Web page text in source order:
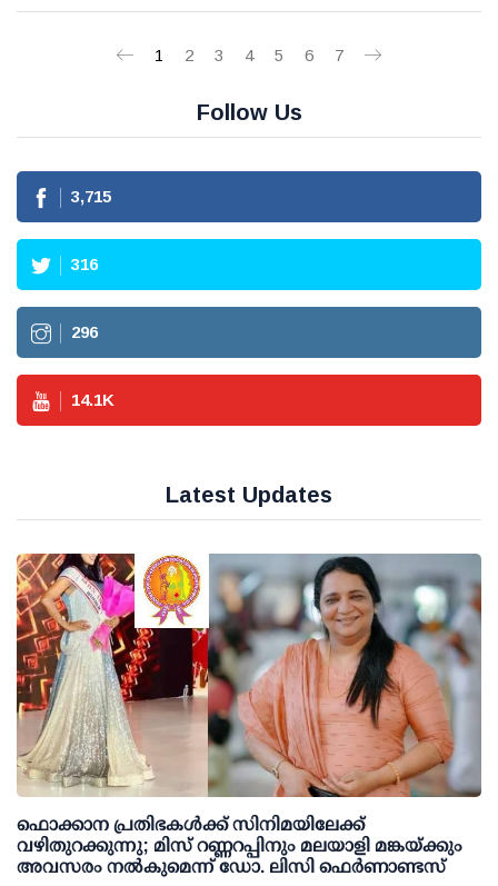
1 2 3 4 5 6 7
Follow Us
3,715
316
296
14.1K
Latest Updates
ഫൊക്കാന പ്രതിഭകള്‍ക്ക് സിനിമയിലേക്ക്
വഴിതുറക്കുന്നു; മിസ് റണ്ണറപ്പിനും മലയാളി മങ്കയ്ക്കും
അവസരം നല്‍കുമെന്ന് ഡോ. ലിസി ഫെര്‍ണാണ്ടസ്